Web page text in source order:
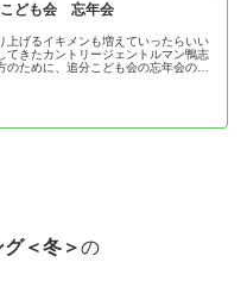
こども会 忘年会
上げるイキメンも増えていったらいい
てきたカントリージェントルマン鴨志
のために、追分こども会の忘年会の体
＜冬＞の